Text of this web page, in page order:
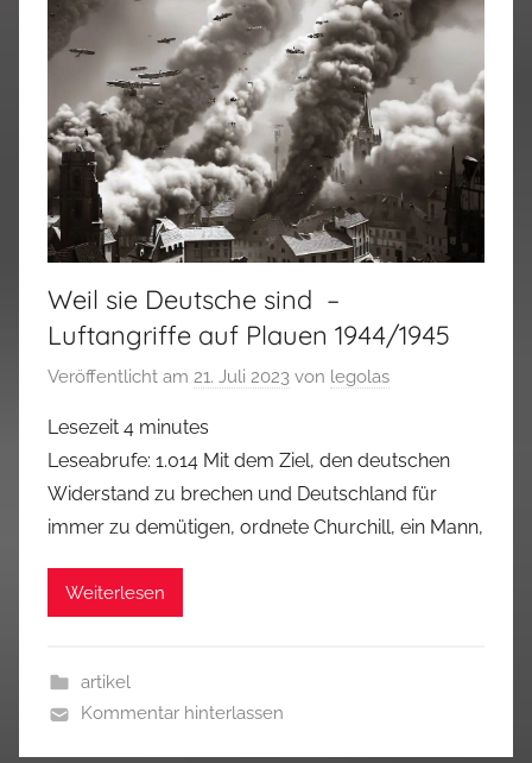
Weil sie Deutsche sind –
Luftangriffe auf Plauen 1944/1945
Veröffentlicht am 21. Juli 2023 von legolas
Lesezeit 4 minutes
Leseabrufe: 1.014 Mit dem Ziel, den deutschen
Widerstand zu brechen und Deutschland für
immer zu demütigen, ordnete Churchill, ein Mann,
Weiterlesen
artikel
Kommentar hinterlassen